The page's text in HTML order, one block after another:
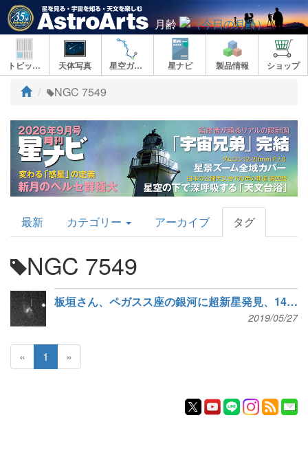
月齢
トピックス 天体写真 星空ガイド 星ナビ 製品情報 ショップ
ト
プ
NGC 7549
AstroArts
Topics
最新 カテゴリー アーカイブ タグ
NGC 7549
板垣さん、ペガスス座の銀河に超新星発見、143個目
2019/05/27
« 1 »